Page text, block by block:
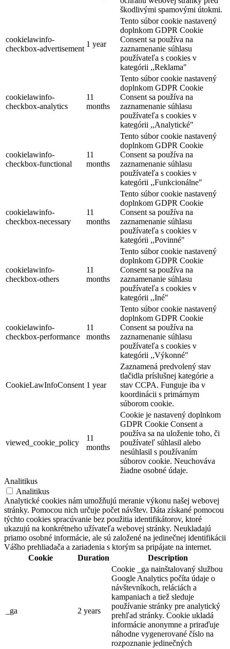
škodlivými spamovými útokmi.
cookielawinfo-
checkbox-advertisement
1 year
Tento súbor cookie nastavený
doplnkom GDPR Cookie
Consent sa používa na
zaznamenanie súhlasu
používateľa s cookies v
kategórii ,,Reklama"
cookielawinfo-
checkbox-analytics
11
months
Tento súbor cookie nastavený
doplnkom GDPR Cookie
Consent sa používa na
zaznamenanie súhlasu
používateľa s cookies v
kategórii ,,Analytické"
cookielawinfo-
checkbox-functional
11
months
Tento súbor cookie nastavený
doplnkom GDPR Cookie
Consent sa používa na
zaznamenanie súhlasu
používateľa s cookies v
kategórii ,,Funkcionálne"
cookielawinfo-
checkbox-necessary
11
months
Tento súbor cookie nastavený
doplnkom GDPR Cookie
Consent sa používa na
zaznamenanie súhlasu
používateľa s cookies v
kategórii ,,Povinné"
cookielawinfo-
checkbox-others
11
months
Tento súbor cookie nastavený
doplnkom GDPR Cookie
Consent sa používa na
zaznamenanie súhlasu
používateľa s cookies v
kategórii ,,Iné"
cookielawinfo-
checkbox-performance
11
months
Tento súbor cookie nastavený
doplnkom GDPR Cookie
Consent sa používa na
zaznamenanie súhlasu
používateľa s cookies v
kategórii ,,Výkonné"
CookieLawInfoConsent 1 year
Zaznamená predvolený stav
tlačidla príslušnej kategórie a
stav CCPA. Funguje iba v
koordinácii s primárnym
súborom cookie.
viewed_cookie_policy
11
months
Cookie je nastavený doplnkom
GDPR Cookie Consent a
používa sa na uloženie toho, či
používateľ súhlasil alebo
nesúhlasil s používaním
súborov cookie. Neuchováva
žiadne osobné údaje.
Analitikus
Analitikus
Analytické cookies nám umožňujú meranie výkonu našej webovej
stránky. Pomocou nich určuje počet návštev. Dáta získané pomocou
týchto cookies spracúvanie bez použitia identifikátorov, ktoré
ukazujú na konkrétneho užívateľa webovej stránky. Neukladajú
priamo osobné informácie, ale sú založené na jedinečnej identifikácii
Vášho prehliadača a zariadenia s ktorým sa pripájate na internet.
Cookie
Duration Description
_ga 2 years
Cookie _ga nainštalovaný službou
Google Analytics počíta údaje o
návštevníkoch, reláciách a
kampaniach a tiež sleduje
používanie stránky pre analytický
prehľad stránky. Cookie ukladá
informácie anonymne a priraďuje
náhodne vygenerované číslo na
rozpoznanie jedinečných